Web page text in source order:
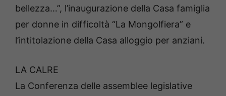
bellezza…”, l’inaugurazione della Casa famiglia
per donne in difficoltà “La Mongolfiera” e
l’intitolazione della Casa alloggio per anziani.
LA CALRE
La Conferenza delle assemblee legislative